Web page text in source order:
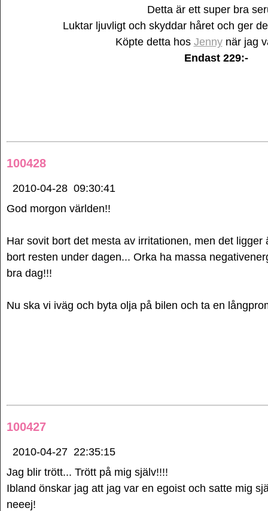
Detta är ett super bra
Luktar ljuvligt och skyddar håret och ger
Köpte detta hos Jennynär jag
Endast 229:-
100428
2010-04-28 09:30:41
God morgon världen!!
Har sovit bort det mesta av irritationen, men det
bort resten under dagen... Orka ha massa
bra dag!!!
Nu ska vi iväg och byta olja på bilen och ta en
100427
2010-04-27 22:35:15
Jag blir trött... Trött på mig själv!!!!
Ibland önskar jag att jag var en egoist och satte mig
neeej!